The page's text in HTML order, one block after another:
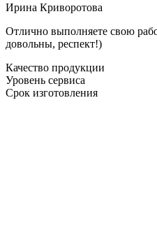
Ирина Криворотова
Отлично выполняете свою
довольны, респект!)
Качество продукции
Уровень сервиса
Срок изготовления